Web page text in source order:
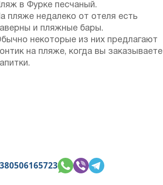
в Фурке песчаный.
пляже недалеко от отеля есть
и пляжные бары.
некоторые из них предлагают
на пляже, когда вы заказываете